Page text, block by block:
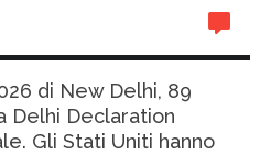
di New Delhi, 89
Delhi Declaration
Gli Stati Uniti hanno